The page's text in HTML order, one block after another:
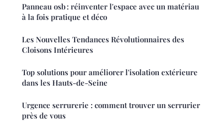
Panneau osb : réinventer l'espace avec un matériau
à la fois pratique et déco
Les Nouvelles Tendances Révolutionnaires des
Cloisons Intérieures
Top solutions pour améliorer l'isolation extérieure
dans les Hauts-de-Seine
Urgence serrurerie : comment trouver un serrurier
près de vous